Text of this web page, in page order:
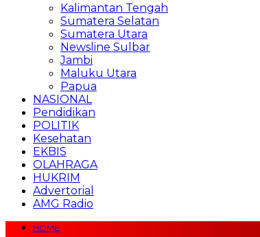
Kalimantan Tengah
Sumatera Selatan
Sumatera Utara
Newsline Sulbar
Jambi
Maluku Utara
Papua
NASIONAL
Pendidikan
POLITIK
Kesehatan
EKBIS
OLAHRAGA
HUKRIM
Advertorial
AMG Radio
HOME